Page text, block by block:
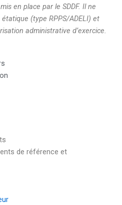
en place par le SDDF. Il ne
(type RPPS/ADELI) et
administrative d’exercice.
de référence et